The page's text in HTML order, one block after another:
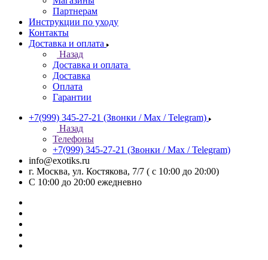
Партнерам
Инструкции по уходу
Контакты
Доставка и оплата
Назад
Доставка и оплата
Доставка
Оплата
Гарантии
+7(999) 345-27-21 (Звонки / Max / Telegram)
Назад
Телефоны
+7(999) 345-27-21 (Звонки / Max / Telegram)
info@exotiks.ru
г. Москва, ул. Костякова, 7/7 ( с 10:00 до 20:00)
С 10:00 до 20:00 ежедневно